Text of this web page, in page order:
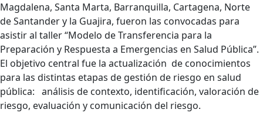
Magdalena, Santa Marta, Barranquilla, Cartagena, Norte
de Santander y la Guajira, fueron las convocadas para
asistir al taller “Modelo de Transferencia para la
Preparación y Respuesta a Emergencias en Salud Pública”.
El objetivo central fue la actualización de conocimientos
para las distintas etapas de gestión de riesgo en salud
pública: análisis de contexto, identificación, valoración de
riesgo, evaluación y comunicación del riesgo.